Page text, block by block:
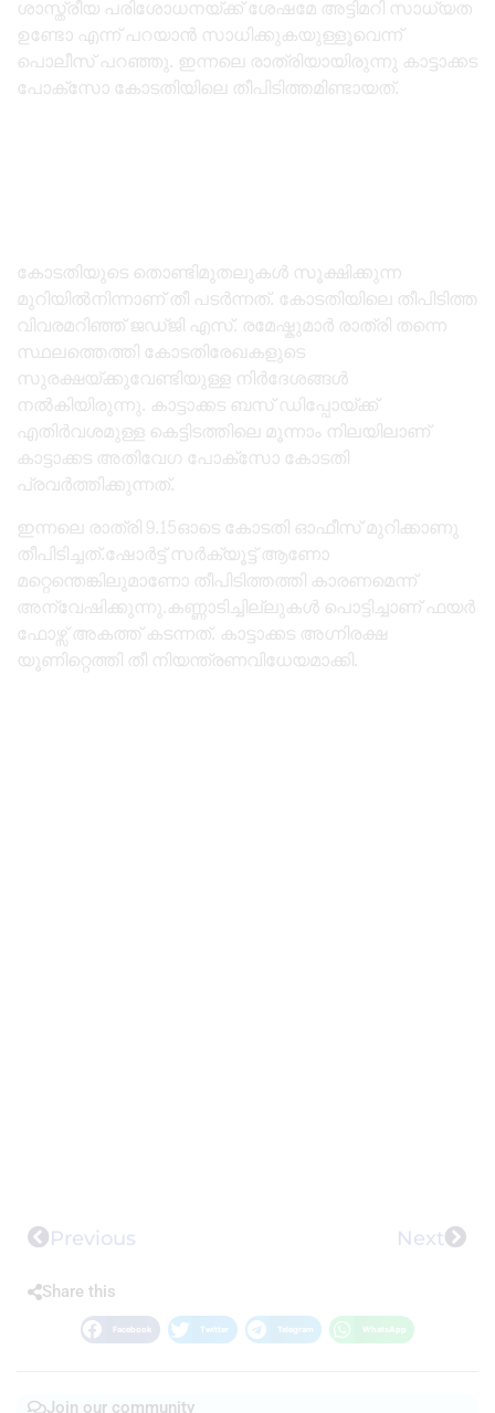
ശാസ്ത്രീയ പരിശോധനയ്ക്ക് ശേഷമേ അട്ടിമറി സാധ്യത
ഉണ്ടോ എന്ന് പറയാൻ സാധിക്കുകയുള്ളൂവെന്ന്
പൊലീസ് പറഞ്ഞു. ഇന്നലെ രാത്രിയായിരുന്നു കാട്ടാക്കട
പോക്സോ കോടതിയിലെ തീപിടിത്തമിണ്ടായത്.
കോടതിയുടെ തൊണ്ടിമുതലുകൾ സൂക്ഷിക്കുന്ന
മുറിയിൽനിന്നാണ് തീ പടർന്നത്. കോടതിയിലെ തീപിടിത്ത
വിവരമറിഞ്ഞ് ജഡ്‌ജി എസ്. രമേഷ്കുമാർ രാത്രി തന്നെ
സ്ഥലത്തെത്തി കോടതിരേഖകളുടെ
സുരക്ഷയ്ക്കുവേണ്ടിയുള്ള നിർദേശങ്ങൾ
നൽകിയിരുന്നു. കാട്ടാക്കട ബസ് ഡിപ്പോയ്ക്ക്
എതിർവശമുള്ള കെട്ടിടത്തിലെ മൂന്നാം നിലയിലാണ്
കാട്ടാക്കട അതിവേഗ പോക്സോ കോടതി
പ്രവർത്തിക്കുന്നത്.
ഇന്നലെ രാത്രി 9.15ഓടെ കോടതി ഓഫീസ് മുറിക്കാണു
തീപിടിച്ചത്.ഷോർട്ട് സർക്യൂട്ട് ആണോ
മറ്റെന്തെങ്കിലുമാണോ തീപിടിത്തത്തി കാരണമെന്ന്
അന്വേഷിക്കുന്നു.കണ്ണാടിച്ചില്ലുകൾ പൊട്ടിച്ചാണ് ഫയർ
ഫോഴ്സ് അകത്ത് കടന്നത്. കാട്ടാക്കട അഗ്നിരക്ഷ
യൂണിറ്റെത്തി തീ നിയന്ത്രണവിധേയമാക്കി.
Previous Next
Share this
Facebook Twitter Telegram WhatsApp
Join our community